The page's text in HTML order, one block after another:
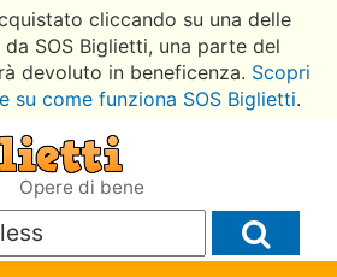
cliccando su una delle
SOS Biglietti, una parte del
devoluto in beneficenza. Scopri
su come funziona SOS Biglietti.
Opere di bene